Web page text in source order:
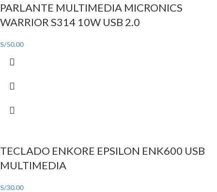
PARLANTE MULTIMEDIA MICRONICS
WARRIOR S314 10W USB 2.0
S/50.00
TECLADO ENKORE EPSILON ENK600 USB
MULTIMEDIA
S/30.00